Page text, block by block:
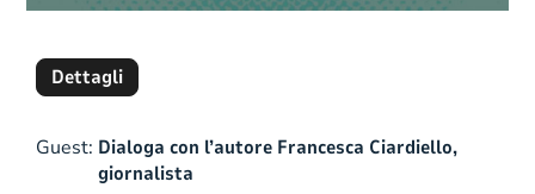
Dettagli
Guest: Dialoga con l’autore Francesca Ciardiello,
giornalista